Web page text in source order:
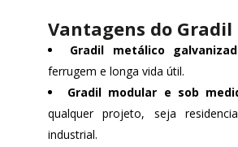
Vantagens do
Gradil metálico
ferrugem e longa vida útil.
Gradil modular e sob
qualquer projeto, seja
industrial.